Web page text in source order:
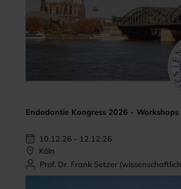
Endodontie Kongress 2026 - Workshops
10.12.26 - 12.12.26
Köln
Prof. Dr. Frank Setzer